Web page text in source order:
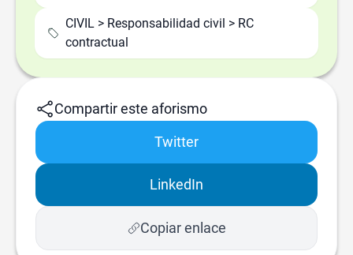
CIVIL > Responsabilidad civil > RC
contractual
Compartir este aforismo
Twitter
LinkedIn
Copiar enlace